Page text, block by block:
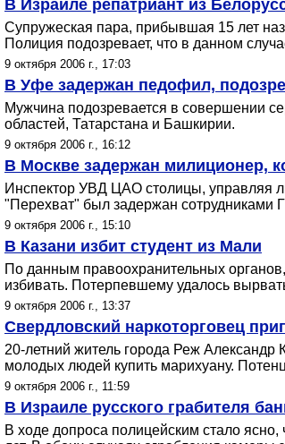
В Израиле репатриант из
Супружеская пара, прибывшая 15 лет
Полиция подозревает, что в данном
9 октября 2006 г., 17:03
В Уфе задержан педофил,
Мужчина подозревается в совершении
областей, Татарстана и Башкирии.
9 октября 2006 г., 16:12
В Москве задержан милиционер,
Инспектор УВД ЦАО столицы, управляя
"Перехват" был задержан сотрудниками
9 октября 2006 г., 15:10
В Казани избит студент из Мали
По данным правоохранительных
избивать. Потерпевшему удалось
9 октября 2006 г., 13:37
Свердловский наркоторговец
20-летний житель города Реж
молодых людей купить марихуану.
9 октября 2006 г., 11:59
В Израиле русского грабителя
В ходе допроса полицейским стало